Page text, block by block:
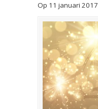
Op 11 januari 2017